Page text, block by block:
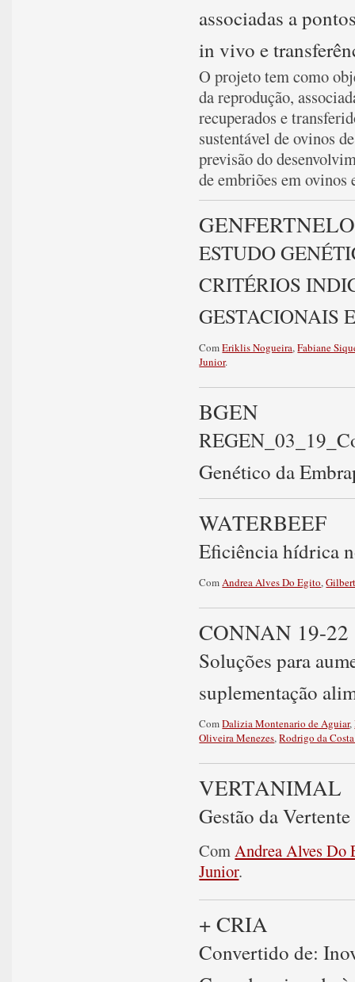
associadas a
in vivo e
O projeto tem como
da reprodução,
recuperados e
sustentável de ovinos
previsão do
de embriões em ovinos
ESTUDO
CRITÉRIOS
GESTACIONAIS
ComEriklis Nogueira,Fabiane
Junior.
BGEN
Genético da
WATERBEEF
Eficiência hídrica
Com Andrea Alves Do Egito,
CONNAN 19-22
Soluções para
suplementação
ComDalizia Montenario de Aguiar,
Oliveira Menezes,Rodrigo da
VERTANIMAL
Gestão da
Com Andrea Alves Do
Junior.
+ CRIA
Convertido de: